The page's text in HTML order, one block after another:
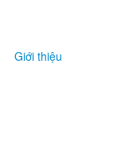
Giới thiệu